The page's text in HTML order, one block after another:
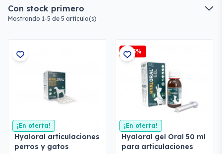
Con stock primero
Mostrando 1-5 de 5 artículo(s)
¡En oferta!
Hyaloral articulaciones
perros y gatos
-2,5%
¡En oferta!
Hyaloral gel Oral 50 ml
para articulaciones